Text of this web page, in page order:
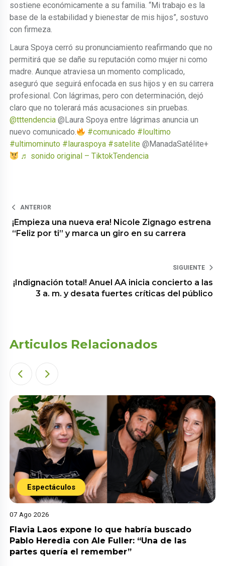
sostiene económicamente a su familia. “Mi trabajo es la
base de la estabilidad y bienestar de mis hijos”, sostuvo
con firmeza.
Laura Spoya cerró su pronunciamiento reafirmando que no
permitirá que se dañe su reputación como mujer ni como
madre. Aunque atraviesa un momento complicado,
aseguró que seguirá enfocada en sus hijos y en su carrera
profesional. Con lágrimas, pero con determinación, dejó
claro que no tolerará más acusaciones sin pruebas.
@tttendencia @Laura Spoya entre lágrimas anuncia un
nuevo comunicado.
#comunicado #loultimo
#ultimominuto #lauraspoya #satelite @ManadaSatélite+
♬ sonido original – TiktokTendencia
ANTERIOR
¡Empieza una nueva era! Nicole Zignago estrena
“Feliz por ti” y marca un giro en su carrera
SIGUIENTE
¡Indignación total! Anuel AA inicia concierto a las
3 a. m. y desata fuertes críticas del público
Articulos Relacionados
Espectáculos
07 Ago 2026
Flavia Laos expone lo que habría buscado
Pablo Heredia con Ale Fuller: “Una de las
partes quería el remember”